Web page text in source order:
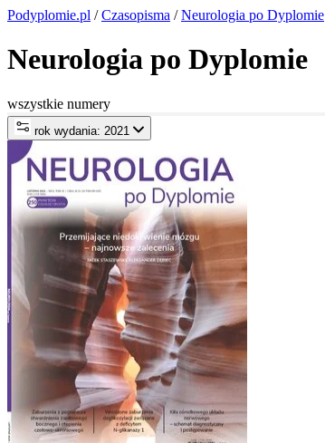
Podyplomie.pl /Czasopisma /Neurologia po Dyplomie
Neurologia po Dyplomie
wszystkie numery
rok wydania: 2021